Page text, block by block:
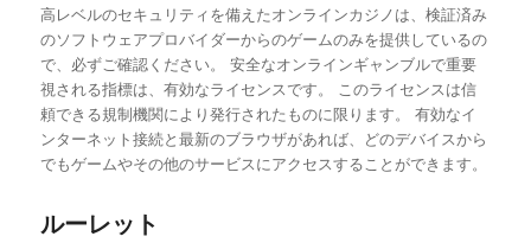
高レベルのセキュリティを備えたオンラインカジノは、検証済み
のソフトウェアプロバイダーからのゲームのみを提供しているの
で、必ずご確認ください。 安全なオンラインギャンブルで重要
視される指標は、有効なライセンスです。 このライセンスは信
頼できる規制機関により発行されたものに限ります。 有効なイ
ンターネット接続と最新のブラウザがあれば、どのデバイスから
でもゲームやその他のサービスにアクセスすることができます。
ルーレット